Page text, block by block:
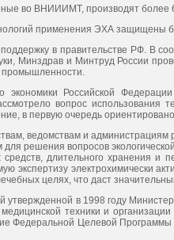
во ВНИИИМТ, производят более
применения ЭХА защищены
в правительстве РФ. В
Минздрав и Минтруд России
промышленности.
Российской Федерации
вопрос использования
в первую очередь
ведомствам и администрациям
решения вопросов
длительного хранения и
экспертизу электрохимически
целях, что даст
в 1998 году
техники и организации
Федеральной Целевой